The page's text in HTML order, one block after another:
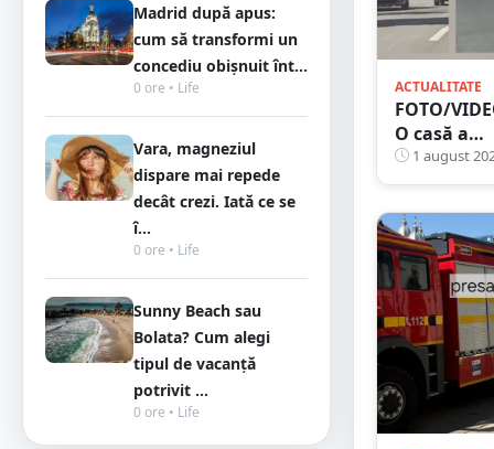
Madrid după apus:
cum să transformi un
concediu obișnuit înt...
0 ore • Life
Vara, magneziul
dispare mai repede
decât crezi. Iată ce se
î...
0 ore • Life
Sunny Beach sau
Bolata? Cum alegi
tipul de vacanță
potrivit ...
0 ore • Life
ACTUALITATE
FOTO/
O casă a
luat foc pe
B-dul
Mobilizare
de forțe a
1 august